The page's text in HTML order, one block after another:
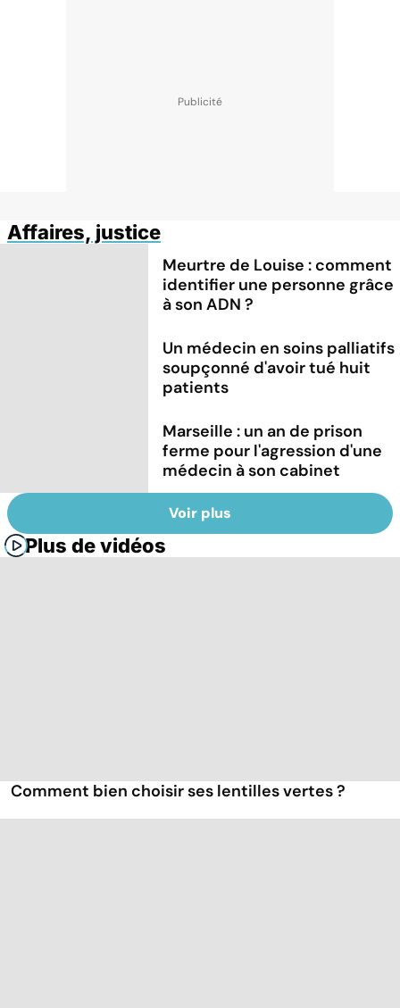
Affaires, justice
Meurtre de Louise : comment
identifier une personne grâce
à son ADN ?
Un médecin en soins palliatifs
soupçonné d'avoir tué huit
patients
Marseille : un an de prison
ferme pour l'agression d'une
médecin à son cabinet
Voir plus
Plus de vidéos
Comment bien choisir ses lentilles vertes ?